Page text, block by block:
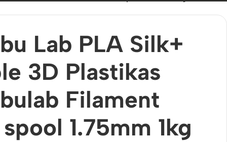
Lab PLA Silk+
3D Plastikas
Filament
1.75mm 1kg